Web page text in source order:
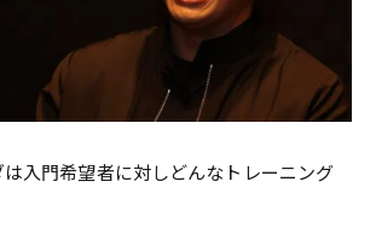
入門希望者に対しどんなトレーニング